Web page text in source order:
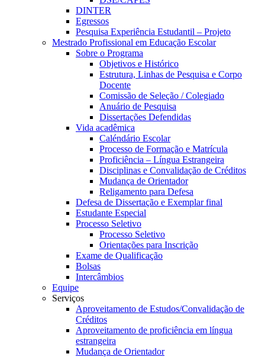
DINTER
Egressos
Pesquisa Experiência Estudantil – Projeto
Mestrado Profissional em Educação Escolar
Sobre o Programa
Objetivos e Histórico
Estrutura, Linhas de Pesquisa e Corpo
Docente
Comissão de Seleção / Colegiado
Anuário de Pesquisa
Dissertações Defendidas
Vida acadêmica
Caléndário Escolar
Processo de Formação e Matrícula
Proficiência – Língua Estrangeira
Disciplinas e Convalidação de Créditos
Mudança de Orientador
Religamento para Defesa
Defesa de Dissertação e Exemplar final
Estudante Especial
Processo Seletivo
Processo Seletivo
Orientações para Inscrição
Exame de Qualificação
Bolsas
Intercâmbios
Equipe
Serviços
Aproveitamento de Estudos/Convalidação de
Créditos
Aproveitamento de proficiência em língua
estrangeira
Mudança de Orientador